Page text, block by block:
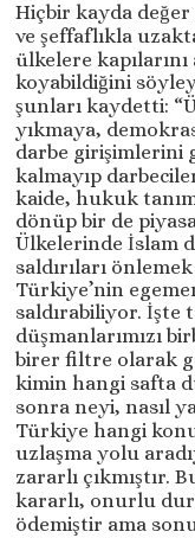
Hiçbir kayda değer
ve şeffaflıkla
ülkelere
koyabildiğini
şunları kaydetti:
yıkmaya,
darbe girişimlerini
kalmayıp
kaide, hukuk
dönüp bir de
Ülkelerinde İslam
saldırıları
Türkiye’nin
saldırabiliyor. İşte
düşmanlarımızı
birer filtre olarak
kimin hangi safta
sonra neyi, nasıl
Türkiye hangi
uzlaşma yolu
zararlı çıkmıştır.
kararlı, onurlu
ödemiştir ama